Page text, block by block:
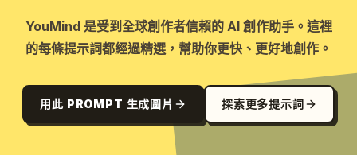
YouMind 是受到全球創作者信賴的 AI 創作助手。這裡
的每條提示詞都經過精選，幫助你更快、更好地創作。
用此 PROMPT 生成圖片 探索更多提示詞